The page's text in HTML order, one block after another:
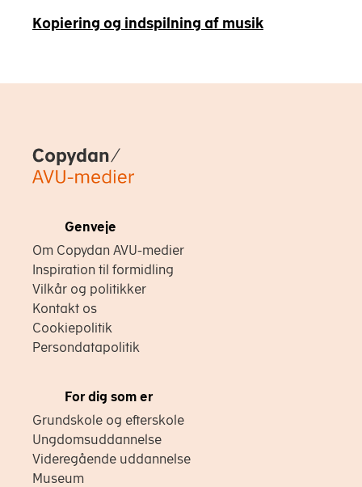
Kopiering og indspilning af musik
Copydan
Genveje
Om Copydan AVU-medier
Inspiration til formidling
Vilkår og politikker
Kontakt os
Cookiepolitik
Persondatapolitik
For dig som er
Grundskole og efterskole
Ungdomsuddannelse
Videregående uddannelse
Museum